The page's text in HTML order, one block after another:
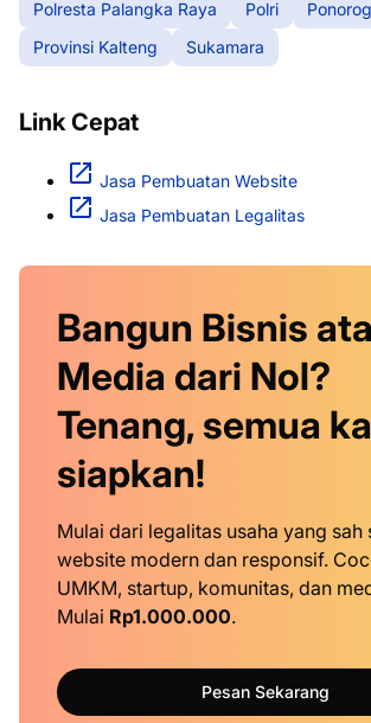
Polresta Palangka Raya
Polri
Provinsi Kalteng
Sukamara
Link Cepat
Jasa Pembuatan Website
Jasa Pembuatan Legalitas
Bangun Bisnis
Media dari Nol?
Tenang, semua
siapkan!
Mulai dari legalitas usaha yang sah
website modern dan responsif.
UMKM, startup, komunitas, dan
Mulai Rp1.000.000.
Pesan Sekarang